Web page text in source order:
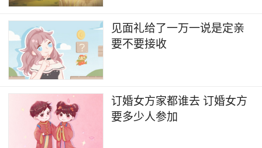
见面礼给了一万一说是定亲
要不要接收
订婚女方家都谁去 订婚女方
要多少人参加